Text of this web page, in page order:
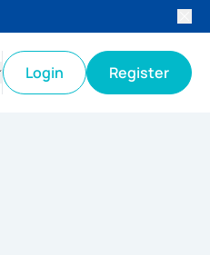
Login Register